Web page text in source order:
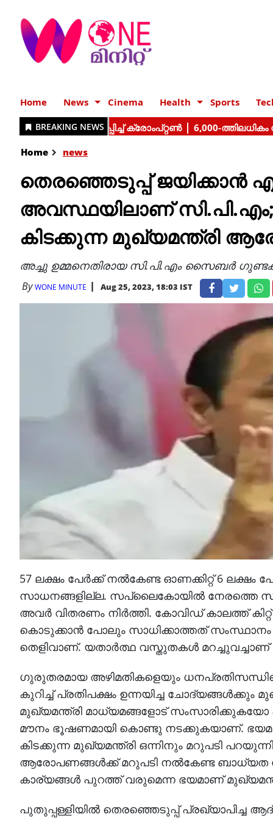
Home News Cinema Health Sports
Home news
തെരഞ്ഞെടുപ്പ് ജയിക്കാന്‍
അവസ്ഥയിലാണ് സി.പി.എം;
കിടക്കുന്ന മുഖ്യമന്ത്രി
അച്ചു ഉമ്മനെതിരായ സി.പി.എം സൈബര്‍
ByWONE MINUTE Aug 25, 2023, 18:03 IST
57 ലക്ഷം പേര്‍ക്ക് നല്‍കേണ്ട ഓണക്കിറ്റ് 6 ലക്ഷം
സാധനങ്ങളില്ല. സപ്ലൈകോയില്‍ നേരത്തെ
അവര്‍ വിതരണം നിര്‍ത്തി. കോവിഡ് കാലത്ത്
കൊടുക്കാന്‍ പോലും സാധിക്കാത്തത്
തെളിവാണ്. യതാര്‍ത്ഥ വസ്തുതകള്‍ മറച്ചുവച്ചാണ്
ഗുരുതരമായ അഴിമതികളെയും
കുറിച്ച് പ്രതിപക്ഷം ഉന്നയിച്ച ചോദ്യങ്ങള്‍ക്കും
മുഖ്യമന്ത്രി മാധ്യമങ്ങളോട്
മൗനം ഭൂഷണമായി കൊണ്ടു നടക്കുകയാണ്.
കിടക്കുന്ന മുഖ്യമന്ത്രി ഒന്നിനും മറുപടി
ആരോപണങ്ങള്‍ക്ക് മറുപടി നല്‍കേണ്ട ബാധ്യത
കാര്യങ്ങള്‍ പുറത്ത് വരുമെന്ന ഭയമാണ്
പുതുപ്പള്ളിയില്‍ തെരഞ്ഞെടുപ്പ് പ്രഖ്യാപിച്ച